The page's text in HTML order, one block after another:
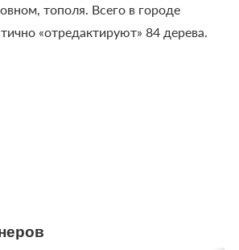
тополя. Всего в городе
«отредактируют» 84 дерева.